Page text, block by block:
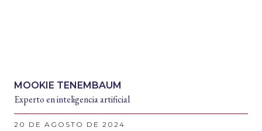
MOOKIE TENEMBAUM
Experto en inteligencia artificial
20 DE AGOSTO DE 2024